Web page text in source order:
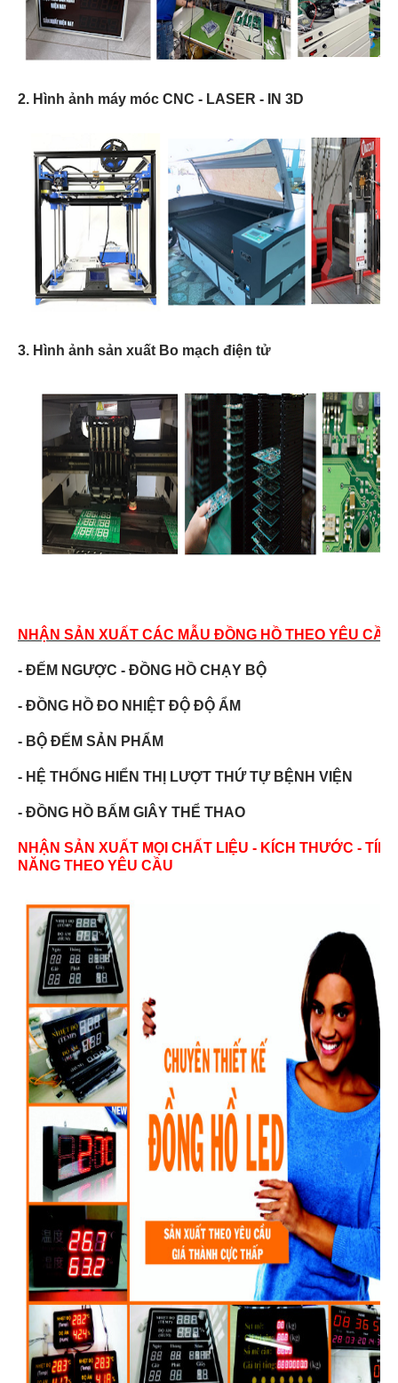
2. Hình ảnh máy móc CNC - LASER - IN 3D
3. Hình ảnh sản xuất Bo mạch điện tử
NHẬN SẢN XUẤT CÁC MẪU ĐỒNG HỒ THEO YÊU CẦU:
- ĐẾM NGƯỢC - ĐỒNG HỒ CHẠY BỘ
- ĐỒNG HỒ ĐO NHIỆT ĐỘ ĐỘ ẨM
- BỘ ĐẾM SẢN PHẨM
- HỆ THỐNG HIỂN THỊ LƯỢT THỨ TỰ BỆNH VIỆN
- ĐỒNG HỒ BẤM GIÂY THỂ THAO
NHẬN SẢN XUẤT MỌI CHẤT LIỆU - KÍCH THƯỚC - TÍNH
NĂNG THEO YÊU CẦU